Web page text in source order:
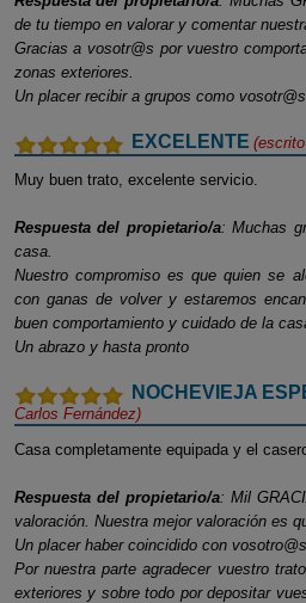
de tu tiempo en valorar y comentar
Gracias a vosotr@s por vuestro
zonas exteriores.
Un placer recibir a grupos como
EXCELENTE
Muy buen trato, excelente servicio.
Respuesta del propietario/a: Muchas
casa.
Nuestro compromiso es que quien se
con ganas de volver y estaremos
buen comportamiento y cuidado de la
Un abrazo y hasta pronto
NOCHEVIEJA
Carlos Fernández)
Casa completamente equipada y el
Respuesta del propietario/a: Mil
valoración. Nuestra mejor valoración es
Un placer haber coincidido con
Por nuestra parte agradecer vuestro
exteriores y sobre todo por depositar